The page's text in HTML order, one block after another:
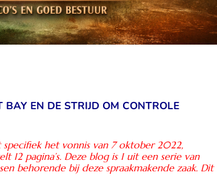
EN DE STRIJD OM CONTROLE
specifiek het vonnis van 7 oktober 2022,
pagina’s. Deze blog is 1 uit een serie van
behorende bij deze spraakmakende zaak. Dit